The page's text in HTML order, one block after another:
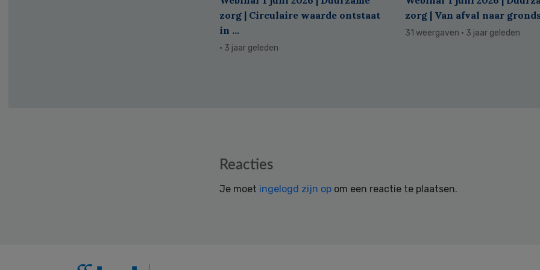
zorg | Circulaire waarde ontstaat
in ...
· 3 jaar geleden
zorg | Van afval naar
31 weergaven · 3 jaar geleden
Reacties
Je moet ingelogd zijn op om een reactie te plaatsen.